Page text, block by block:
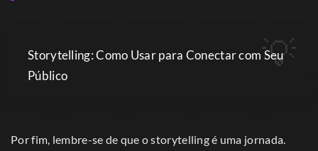
Storytelling: Como Usar para Conectar com Seu
Público
Por fim, lembre-se de que o storytelling é uma jornada.